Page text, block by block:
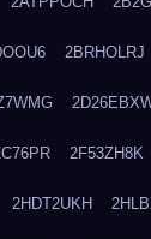
2BRHOLRJ
2F53ZH8K
2HDT2UKH